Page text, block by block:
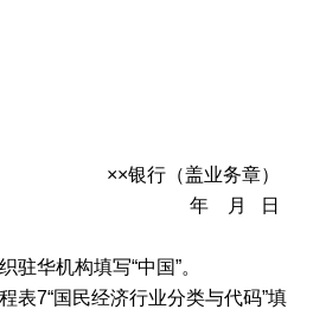
××银行（盖业务章）
年 月 日
驻华机构填写“中国”。
表7“国民经济行业分类与代码”填